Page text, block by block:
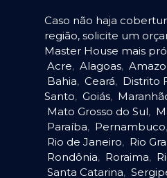
Caso não haja
região, solicite um
Master House mais
Acre, Alagoas,
Bahia, Ceará, Distrito
Santo, Goiás,
Mato Grosso do Sul,
Paraíba, Pernambuco,
Rio de Janeiro, Rio
Rondônia, Roraima,
Santa Catarina,